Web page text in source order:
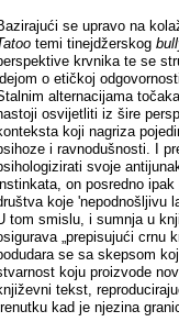
se upravo na
temi tinejdžerskog
krvnika te se
o etičkoj
alternacijama
osvijetliti iz šire
koji nagriza
i ravnodušnosti. I
svoje
on posredno
koje 'nepodnošljivu
tom smislu, i sumnja u
„prepisujući crnu
se sa skepsom
koju proizvode
tekst,
kad je njezina